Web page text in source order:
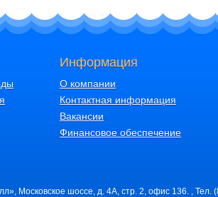
Информация
О компании
Контактная информация
Вакансии
Финансовое обеспечение
Московское шоссе, д. 4А, стр. 2, офис 136. ,